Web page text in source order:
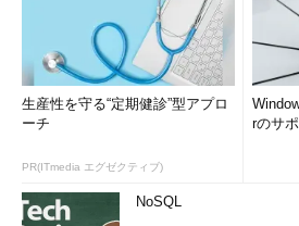
生産性を守る“定期健診”型アプロ
ーチ
PR(ITmedia エグゼクティブ)
rのサ
NoSQL